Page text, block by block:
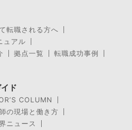
転職される方へ
ュアル
拠点一覧
転職成功事例
ド
COLUMN
の現場と働き方
ニュース